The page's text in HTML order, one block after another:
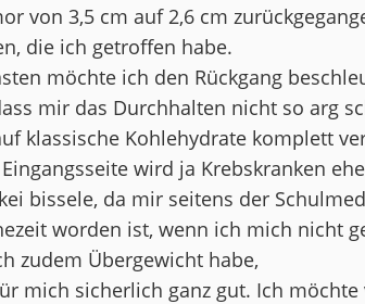
von 3,5 cm auf 2,6 cm
die ich getroffen habe.
möchte ich den Rückgang
mir das Durchhalten nicht so arg
klassische Kohlehydrate komplett
wird ja Krebskranken
bissele, da mir seitens der
worden ist, wenn ich mich nicht
zudem Übergewicht habe,
mich sicherlich ganz gut. Ich